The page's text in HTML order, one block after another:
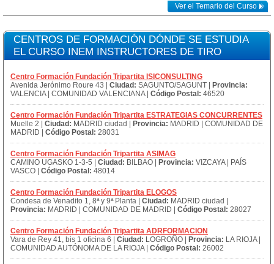
Ver el Temario del Curso
CENTROS DE FORMACIÓN DÓNDE SE ESTUDIA
EL CURSO INEM INSTRUCTORES DE TIRO
Centro Formación Fundación Tripartita ISICONSULTING
Avenida Jerónimo Roure 43 | Ciudad: SAGUNTO/SAGUNT |
Provincia:
VALENCIA | COMUNIDAD VALENCIANA | Código Postal: 46520
Centro Formación Fundación Tripartita ESTRATEGIAS CONCURRENTES
Muelle 2 | Ciudad: MADRID ciudad | Provincia: MADRID | COMUNIDAD DE
MADRID | Código Postal: 28031
Centro Formación Fundación Tripartita ASIMAG
CAMINO UGASKO 1-3-5 | Ciudad: BILBAO | Provincia: VIZCAYA | PAÍS
VASCO | Código Postal: 48014
Centro Formación Fundación Tripartita ELOGOS
Condesa de Venadito 1, 8ª y 9ª Planta | Ciudad: MADRID ciudad |
Provincia: MADRID | COMUNIDAD DE MADRID | Código Postal: 28027
Centro Formación Fundación Tripartita ADRFORMACION
Vara de Rey 41, bis 1 oficina 6 | Ciudad: LOGROÑO | Provincia: LA RIOJA |
COMUNIDAD AUTÓNOMA DE LA RIOJA | Código Postal: 26002